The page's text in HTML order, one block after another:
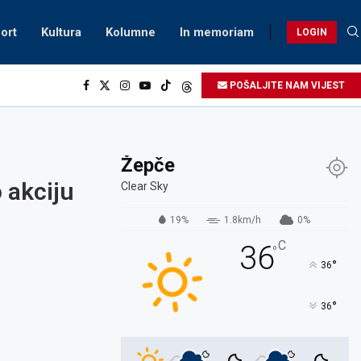
Kultura Kolumne In memoriam LOGIN
POŠALJITE NAM VIJEST
akciju
Žepče
Clear Sky
19% 1.8km/h 0%
36°C
36°
36°